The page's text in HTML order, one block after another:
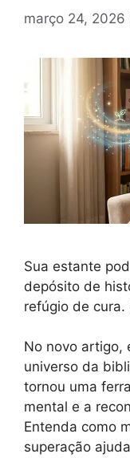
março 24, 2026
Sua estante
depósito de
refúgio de cura.
No novo artigo,
universo da
tornou uma
mental e a
Entenda como
superação